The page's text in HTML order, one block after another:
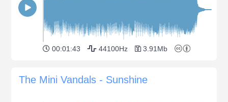
00:01:43 44100Hz 3.91Mb
The Mini Vandals - Sunshine